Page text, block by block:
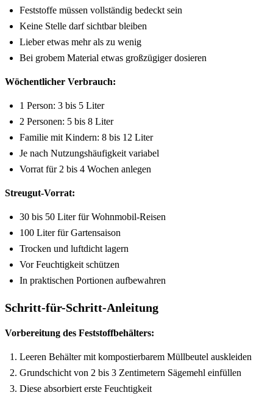
Feststoffe müssen vollständig bedeckt sein
Keine Stelle darf sichtbar bleiben
Lieber etwas mehr als zu wenig
Bei grobem Material etwas großzügiger dosieren
Wöchentlicher Verbrauch:
1 Person: 3 bis 5 Liter
2 Personen: 5 bis 8 Liter
Familie mit Kindern: 8 bis 12 Liter
Je nach Nutzungshäufigkeit variabel
Vorrat für 2 bis 4 Wochen anlegen
Streugut-Vorrat:
30 bis 50 Liter für Wohnmobil-Reisen
100 Liter für Gartensaison
Trocken und luftdicht lagern
Vor Feuchtigkeit schützen
In praktischen Portionen aufbewahren
Schritt-für-Schritt-Anleitung
Vorbereitung des Feststoffbehälters:
Leeren Behälter mit kompostierbarem Müllbeutel auskleiden
Grundschicht von 2 bis 3 Zentimetern Sägemehl einfüllen
Diese absorbiert erste Feuchtigkeit